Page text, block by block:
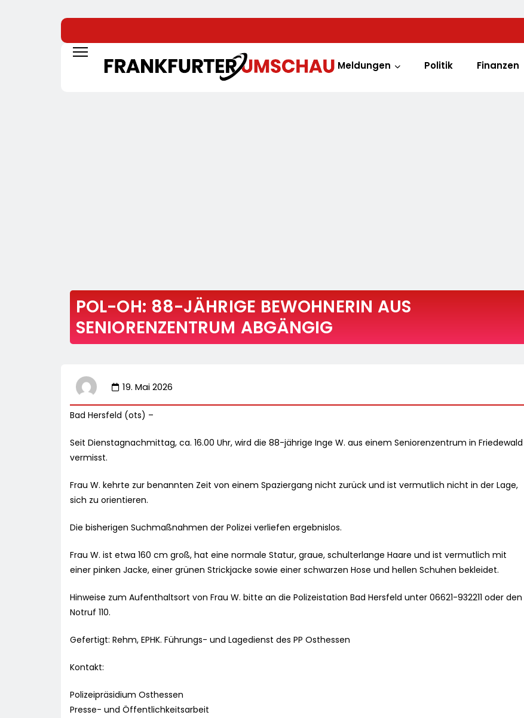
Meldungen Politik Finanzen
POL-OH: 88-JÄHRIGE BEWOHNERIN AUS
SENIORENZENTRUM ABGÄNGIG
19. Mai 2026
Bad Hersfeld (ots) –
Seit Dienstagnachmittag, ca. 16.00 Uhr, wird die 88-jährige Inge W. aus einem Seniorenzentrum in Friedewald
vermisst.
Frau W. kehrte zur benannten Zeit von einem Spaziergang nicht zurück und ist vermutlich nicht in der Lage,
sich zu orientieren.
Die bisherigen Suchmaßnahmen der Polizei verliefen ergebnislos.
Frau W. ist etwa 160 cm groß, hat eine normale Statur, graue, schulterlange Haare und ist vermutlich mit
einer pinken Jacke, einer grünen Strickjacke sowie einer schwarzen Hose und hellen Schuhen bekleidet.
Hinweise zum Aufenthaltsort von Frau W. bitte an die Polizeistation Bad Hersfeld unter 06621-932211 oder den
Notruf 110.
Gefertigt: Rehm, EPHK. Führungs- und Lagedienst des PP Osthessen
Kontakt:
Polizeipräsidium Osthessen
Presse- und Öffentlichkeitsarbeit